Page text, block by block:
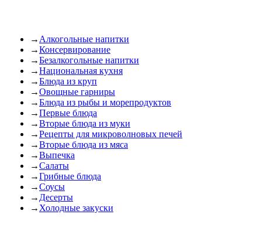
→ Алкогольные напитки
→Консервирование
→Безалкогольные напитки
→Национальная кухня
→Блюда из круп
→Овощные гарниры
→Блюда из рыбы и морепродуктов
→Первые блюда
→Вторые блюда из муки
→Рецепты для микроволновых печей
→Вторые блюда из мяса
→Выпечка
→Салаты
→Грибные блюда
→Соусы
→ Десерты
→ Холодные закуски